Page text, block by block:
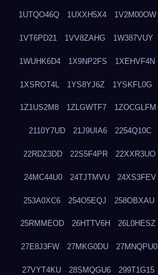
1UTQO46Q 1UXXH5X4 1V2M00OW
1VT6PD21 1VV8ZAHG 1W387VUY
1WUHK6D4 1X9NP2FS 1XEHVF4N
1XSROT4L 1YS8YJ6Z 1YSKFL0G
1Z1US2M8 1ZLGWTF7 1ZOCGLFM
2110Y7UD 21J9UIA6 2254Q10C
22RDZ3DD 22S5F4PR 22XXR3UO
24MC44U0 24TJTMVU 24XS3FEV
253A0XC6 254O5EQJ 258OBXAU
25RMMEOD 26HTTV6H 26L0HESZ
27E8J3FW 27MKG0DU 27MNQPU0
27VYT4KU 28SMQGU6 299T1G15